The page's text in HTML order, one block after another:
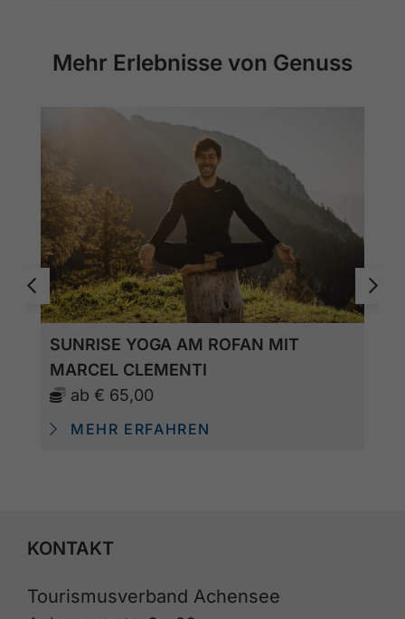
Mehr Erlebnisse von Genuss
SUNRISE YOGA AM ROFAN MIT
MARCEL CLEMENTI
ab € 65,00
MEHR ERFAHREN
KONTAKT
Tourismusverband Achensee